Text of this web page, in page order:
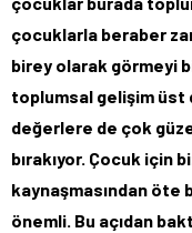
çocuklarla beraber
birey olarak görmeyi
toplumsal gelişim üst
değerlere de çok
bırakıyor. Çocuk için
kaynaşmasından öte
önemli. Bu açıdan